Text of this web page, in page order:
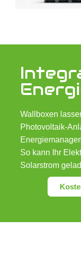
Wallboxen
So kann Ihr
Solarstrom